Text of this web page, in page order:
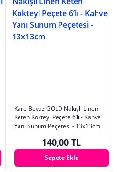
Kare Beyaz GOLD Nakışlı Linen
Keten Kokteyl Peçete 6’lı - Kahve
Yanı Sunum Peçetesi - 13x13cm
140,00 TL
Sepete Ekle